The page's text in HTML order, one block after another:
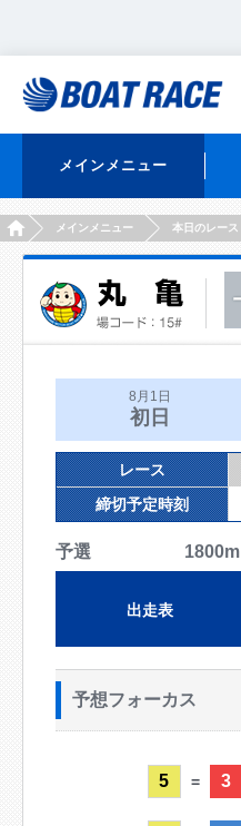
メインメニュー
HOMEメインメニュー 本日のレース
8月1日
初日
レース
締切予定時刻
予選 1800m
出走表
予想フォーカス
5 = 3